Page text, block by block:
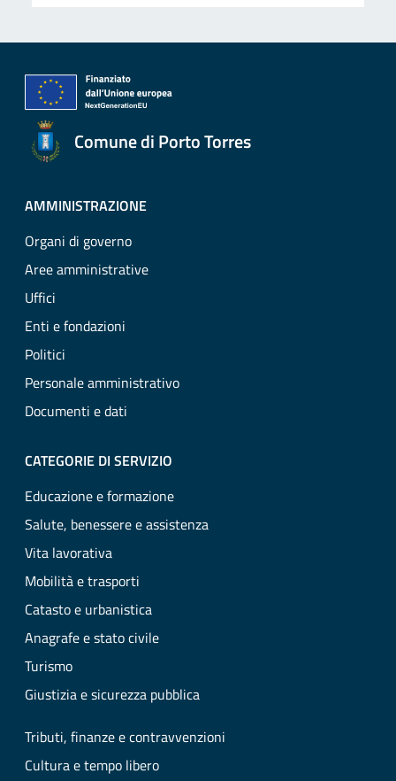
Comune di Porto Torres
AMMINISTRAZIONE
Organi di governo
Aree amministrative
Uffici
Enti e fondazioni
Politici
Personale amministrativo
Documenti e dati
CATEGORIE DI SERVIZIO
Educazione e formazione
Salute, benessere e assistenza
Vita lavorativa
Mobilità e trasporti
Catasto e urbanistica
Anagrafe e stato civile
Turismo
Giustizia e sicurezza pubblica
Tributi, finanze e contravvenzioni
Cultura e tempo libero